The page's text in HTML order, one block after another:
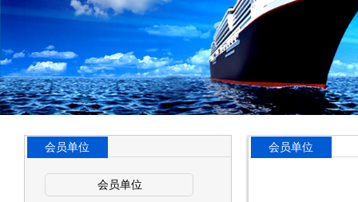
会员单位
会员单位
会员单位